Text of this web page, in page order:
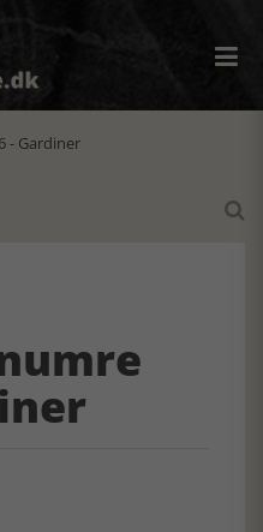
- Gardiner
